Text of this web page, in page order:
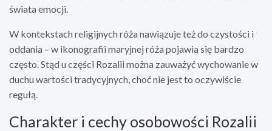
świata emocji.
W kontekstach religijnych róża nawiązuje też do czystości i
oddania – w ikonografii maryjnej róża pojawia się bardzo
często. Stąd u części Rozalii można zauważyć wychowanie w
duchu wartości tradycyjnych, choć nie jest to oczywiście
regułą.
Charakter i cechy osobowości Rozalii